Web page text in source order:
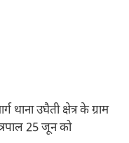
थाना उघैती क्षेत्र के ग्राम
25 जून को